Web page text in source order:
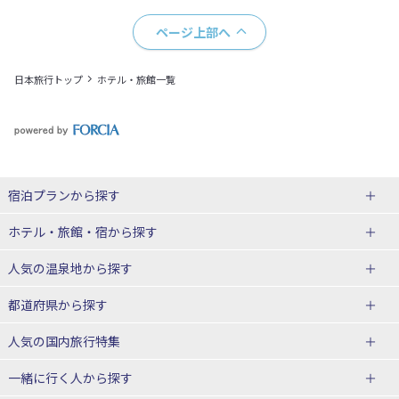
ページ上部へ
日本旅行トップ ホテル・旅館一覧
宿泊プランから探す
北海道
東北
青森県
宮城県
山形県
ホテル・旅館・宿から探す
北海道ホテル・旅館
青森県ホテル・旅館
宮城県ホテル・旅館
人気の温泉地から探す
北海道
湯の川温泉(北海道)
十勝川温泉(北海道)
都道府県から探す
北海道旅行・ツアー
人気の国内旅行特集
東京ディズニーリゾート®への旅
ユニバーサル・スタジオ・ジャパ
一緒に行く人から探す